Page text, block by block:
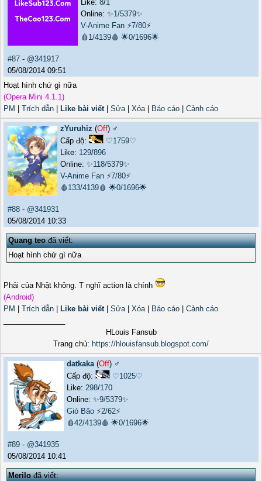
Like: 8/1
Online: ✨1/5379✨
V-Anime Fan ⚡7/80⚡
🩸1/4139🩸 🌟0/1696🌟
#87 - @341917
05/08/2014 09:51
Hoạt hình chứ gì nữa
(Opera Mini 4.1.1)
PM
Trích dẫn Like bài viết| Sửa| Xóa| Báo cáo Cảnh cáo
zYuruhiz (Off) ♂️
Cấp độ:
♡1759♡
Like: 129/896
Online: ✨118/5379✨
V-Anime Fan ⚡7/80⚡
🩸133/4139🩸 🌟0/1696🌟
#88 - @341931
05/08/2014 10:33
Quang teođã viết:
Hoạt hình chứ gì nữa
Phải của Nhật không. T nghĩ action là chính
(Android)
PM
Trích dẫn Like bài viết| Sửa| Xóa| Báo cáo
Cảnh cáo
HLouis Fansub
Trang chủ: https://hlouisfansub.blogspot.com/
datkaka(Off) ♂️
Cấp độ:
♡1025♡
Like:298/170
Online:✨9/5379✨
Gió Bão ⚡2/62⚡
🩸42/4139🩸 🌟0/1696🌟
#89 - @341935
05/08/2014 10:41
Merilođã viết: